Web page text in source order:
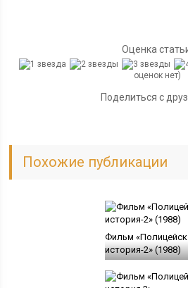
Оценка
оценок нет)
Поделиться с
Похожие публикации
Фильм
история-2» (1988)